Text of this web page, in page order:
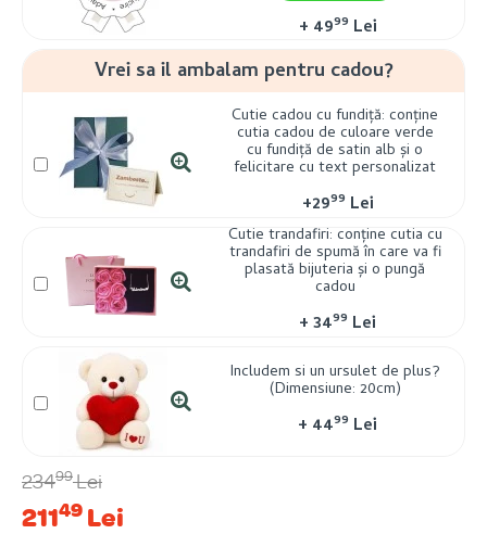
23499Lei
21149 Lei
+ 4999 Lei
Vrei sa il ambalam pentru cadou?
Cutie cadou cu fundiță: conține
cutia cadou de culoare verde
cu fundiță de satin alb și o
felicitare cu text personalizat
+2999 Lei
Cutie trandafiri: conține cutia cu
trandafiri de spumă în care va fi
plasată bijuteria și o pungă
cadou
+3499 Lei
Includem si un ursulet de plus?
(Dimensiune: 20cm)
+ 4499 Lei